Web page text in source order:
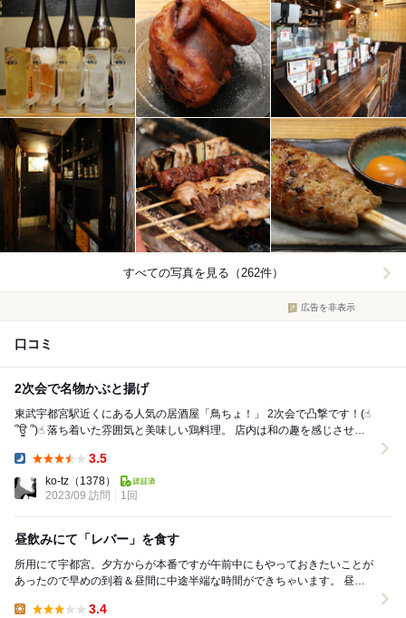
すべての写真を見る（262件）
広告を非表示
口コミ
2次会で名物かぶと揚げ
東武宇都宮駅近くにある人気の居酒屋「鳥ちょ！」 2次会で凸撃です！(☝︎
՞ਊ ՞)☝︎ 落ち着いた雰囲気と美味しい鶏料理。 店内は和の趣を感じさせる
3.5
ko-tz （1378）
2023/09 訪問
1回
昼飲みにて「レバー」を食す
所用にて宇都宮。夕方からが本番ですが午前中にもやっておきたいことが
あったので早めの到着＆昼間に中途半端な時間ができちゃいます。 昼飯
3.4